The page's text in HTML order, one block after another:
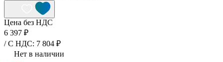
Цена без НДС
6 397 ₽
/ C НДС: 7 804 ₽
Нет в наличии